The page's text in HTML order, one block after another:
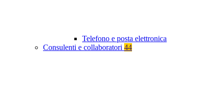
Telefono e posta elettronica
Consulenti e collaboratori 44